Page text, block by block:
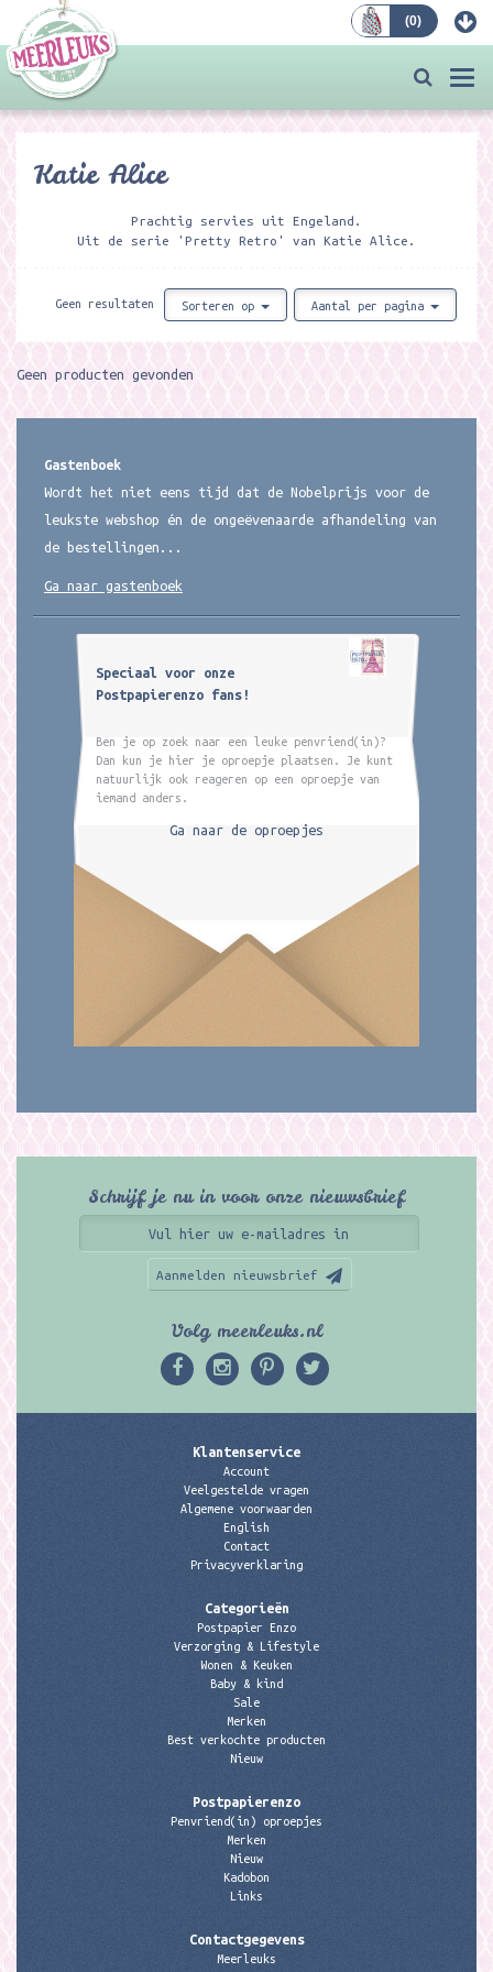
(0)
Katie Alice
Prachtig servies uit Engeland.
Uit de serie 'Pretty Retro' van Katie Alice.
Geen resultaten Sorteren op Aantal per pagina
Geen producten gevonden
Gastenboek
Wordt het niet eens tijd dat de Nobelprijs voor de
leukste webshop én de ongeëvenaarde afhandeling van
de bestellingen...
Ga naar gastenboek
Speciaal voor onze
Postpapierenzo fans!
Ben je op zoek naar een leuke penvriend(in)?
Dan kun je hier je oproepje plaatsen. Je kunt
natuurlijk ook reageren op een oproepje van
iemand anders.
Ga naar de oproepjes
Schrijf je nu in voor onze nieuwsbrief
Aanmelden nieuwsbrief
Volg meerleuks.nl
Klantenservice
Account
Veelgestelde vragen
Algemene voorwaarden
English
Contact
Privacyverklaring
Categorieën
Postpapier Enzo
Verzorging & Lifestyle
Wonen & Keuken
Baby & kind
Sale
Merken
Best verkochte producten
Nieuw
Postpapierenzo
Penvriend(in) oproepjes
Merken
Nieuw
Kadobon
Links
Contactgegevens
Meerleuks